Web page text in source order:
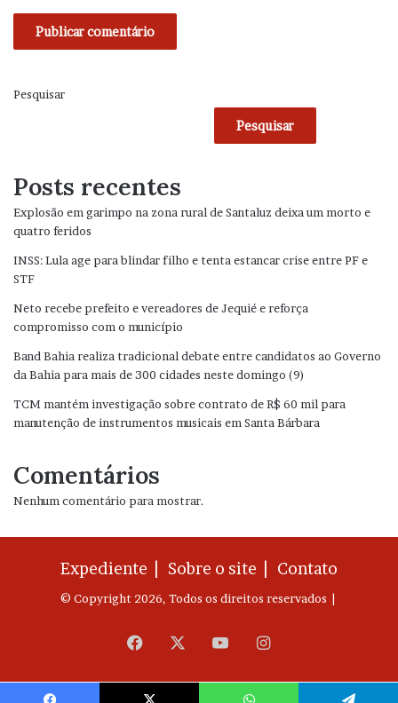
Pesquisar
Pesquisar
Posts recentes
Explosão em garimpo na zona rural de Santaluz deixa um morto e
quatro feridos
INSS: Lula age para blindar filho e tenta estancar crise entre PF e
STF
Neto recebe prefeito e vereadores de Jequié e reforça
compromisso com o município
Band Bahia realiza tradicional debate entre candidatos ao Governo
da Bahia para mais de 300 cidades neste domingo (9)
TCM mantém investigação sobre contrato de R$ 60 mil para
manutenção de instrumentos musicais em Santa Bárbara
Comentários
Nenhum comentário para mostrar.
Expediente | Sobre o site | Contato
© Copyright 2026, Todos os direitos reservados |
Facebook YouTubeInstagram